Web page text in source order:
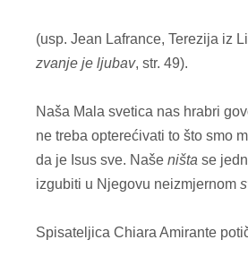
(usp. Jean Lafrance, Terezija iz
zvanje je ljubav, str. 49).
Naša Mala svetica nas hrabri
ne treba opterećivati to što smo
da je Isus sve. Naše ništa se
izgubiti u Njegovu neizmjernom
Spisateljica Chiara Amirante